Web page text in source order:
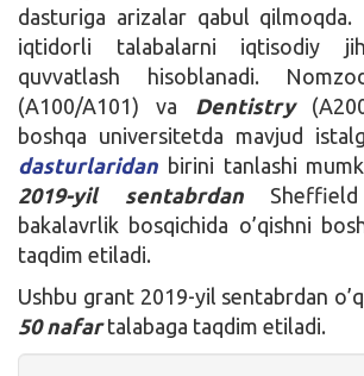
dasturiga arizalar qabul qilmoqda.
iqtidorli talabalarni iqtisodiy
quvvatlash hisoblanadi.
(A100/A101) va
Dentistry
boshqa universitetda mavjud
dasturlaridan birini tanlashi
2019-yil sentabrdanSheffield
bakalavrlik bosqichida o’qishni
taqdim etiladi.
Ushbu grant 2019-yil sentabrdan
50 nafar talabaga taqdim etiladi.